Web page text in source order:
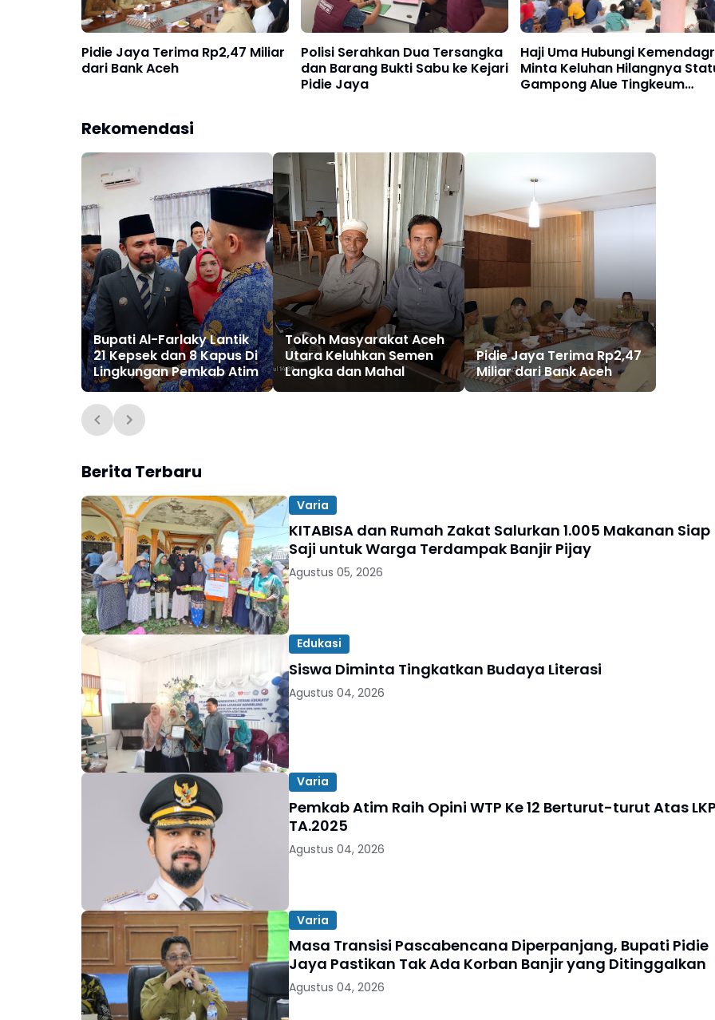
Pidie Jaya Terima Rp2,47 Miliar
dari Bank Aceh
Polisi Serahkan Dua Tersangka
dan Barang Bukti Sabu ke Kejari
Pidie Jaya
Haji Uma Hubungi
Minta Keluhan Hilangnya
Gampong Alue Tingkeum
Rekomendasi
Bupati Al-Farlaky Lantik
21 Kepsek dan 8 Kapus Di
Lingkungan Pemkab Atim
Tokoh Masyarakat Aceh
Utara Keluhkan Semen
Langka dan Mahal
Pidie Jaya Terima Rp2,47
Miliar dari Bank Aceh
Berita Terbaru
Varia
KITABISA dan Rumah Zakat Salurkan 1.005 Makanan Siap
Saji untuk Warga Terdampak Banjir Pijay
Agustus 05, 2026
Edukasi
Siswa Diminta Tingkatkan Budaya Literasi
Agustus 04, 2026
Varia
Pemkab Atim Raih Opini WTP Ke 12 Berturut-turut Atas
TA.2025
Agustus 04, 2026
Varia
Masa Transisi Pascabencana Diperpanjang, Bupati Pidie
Jaya Pastikan Tak Ada Korban Banjir yang Ditinggalkan
Agustus 04, 2026